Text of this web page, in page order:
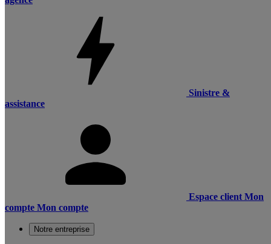
Sinistre &
assistance
Espace client Mon
compte Mon compte
Notre entreprise